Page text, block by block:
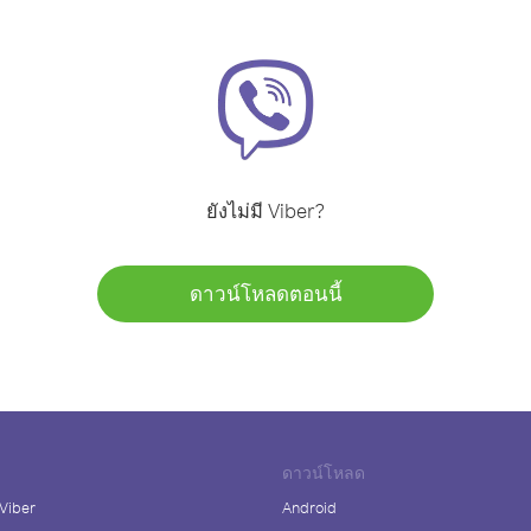
ยังไม่มี Viber?
ดาวน์โหลดตอนนี้
ดาวน์โหลด
Android